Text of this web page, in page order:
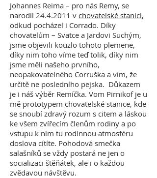
Johannes Reima – pro nás Remy, se
narodil 24.4.2011 v chovatelské stanici,
odkud pocházel i Corrado. Díky
chovatelům – Svatce a Jardovi Suchým,
jsme objevili kouzlo tohoto plemene,
díky nim toho víme teď tolik, díky nim
jsme měli našeho prvního,
neopakovatelného Corruška a vím, že
určitě ne posledního pejska. Důkazem
je i náš výběr Remíčka. Vom Pirnikof je u
mě prototypem chovatelské stanice, kde
se snoubí zdravý rozum s citem a láskou
ke všem zvířecím členům rodiny a po
vstupu k nim tu rodinnou atmosféru
doslova cítíte. Pohodová smečka
salašníků se vždy postará ne jen o
socializaci štěňátek, ale i o každou
zvědavou návštěvu.